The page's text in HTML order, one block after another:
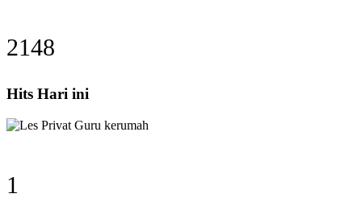
2148
Hits Hari ini
1